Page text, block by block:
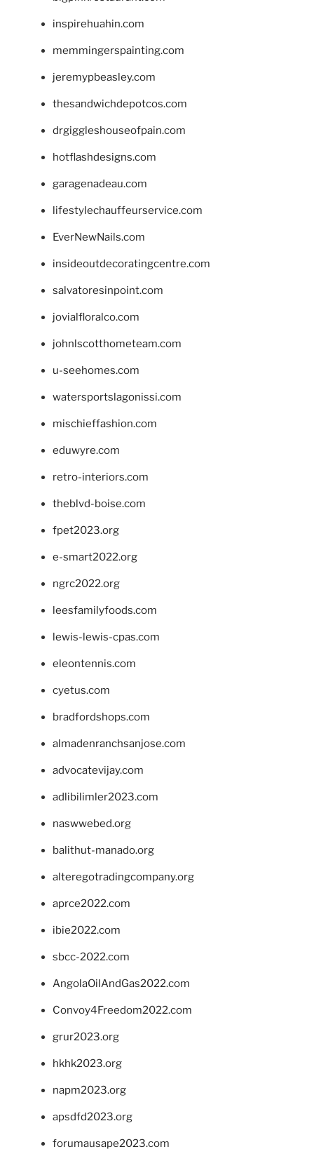
inspirehuahin.com
memmingerspainting.com
jeremypbeasley.com
thesandwichdepotcos.com
drgiggleshouseofpain.com
hotflashdesigns.com
garagenadeau.com
lifestylechauffeurservice.com
EverNewNails.com
insideoutdecoratingcentre.com
salvatoresinpoint.com
jovialfloralco.com
johnlscotthometeam.com
u-seehomes.com
watersportslagonissi.com
mischieffashion.com
eduwyre.com
retro-interiors.com
theblvd-boise.com
fpet2023.org
e-smart2022.org
ngrc2022.org
leesfamilyfoods.com
lewis-lewis-cpas.com
eleontennis.com
cyetus.com
bradfordshops.com
almadenranchsanjose.com
advocatevijay.com
adlibilimler2023.com
naswwebed.org
balithut-manado.org
alteregotradingcompany.org
aprce2022.com
ibie2022.com
sbcc-2022.com
AngolaOilAndGas2022.com
Convoy4Freedom2022.com
grur2023.org
hkhk2023.org
napm2023.org
apsdfd2023.org
forumausape2023.com